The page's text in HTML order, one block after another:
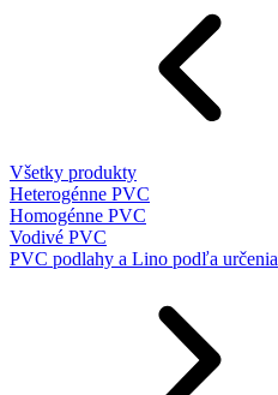
Všetky produkty
Heterogénne PVC
Homogénne PVC
Vodivé PVC
PVC podlahy a Lino podľa určenia